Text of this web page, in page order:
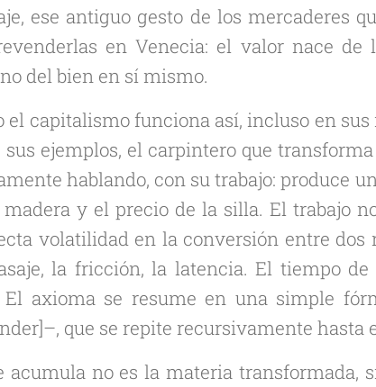
ese antiguo gesto de los mercaderes
en Venecia: el valor nace de
del bien en sí mismo.
el capitalismo funciona así, incluso en
ejemplos, el carpintero que
hablando, con su trabajo: produce
y el precio de la silla. El trabajo
volatilidad en la conversión entre dos
la fricción, la latencia. El tiempo
axioma se resume en una simple
que se repite recursivamente hasta
acumula no es la materia transformada,